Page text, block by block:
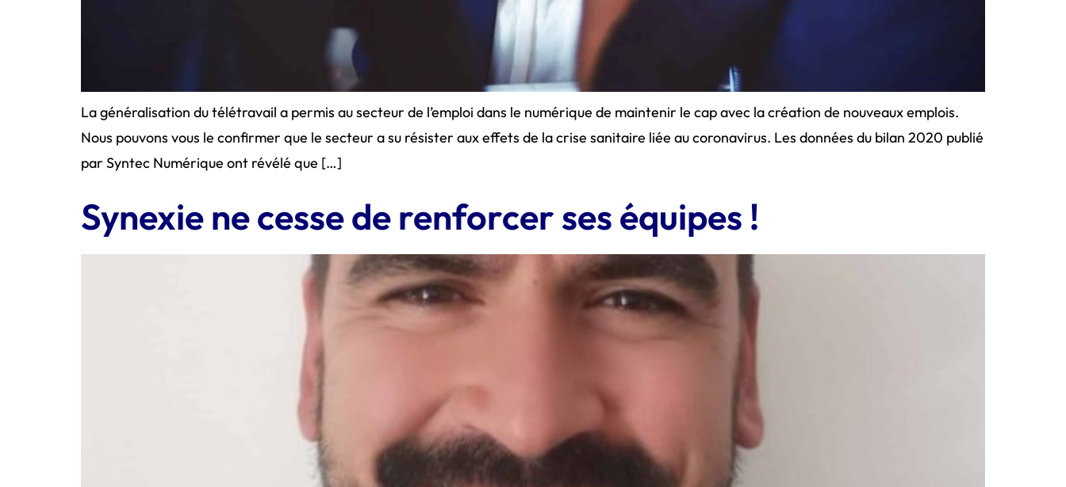
La généralisation du télétravail a permis au secteur de l’emploi dans le numérique de maintenir le cap avec la création de nouveaux emplois.
Nous pouvons vous le confirmer que le secteur a su résister aux effets de la crise sanitaire liée au coronavirus. Les données du bilan 2020 publié
par Syntec Numérique ont révélé que […]
Synexie ne cesse de renforcer ses équipes !